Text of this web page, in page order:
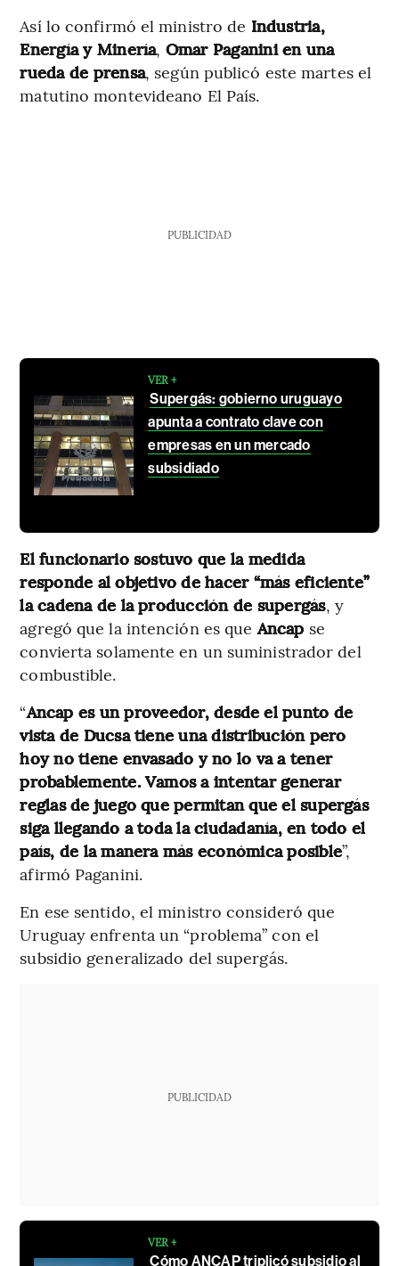
Así lo confirmó el ministro de Industria,
Energía y Minería, Omar Paganini en una
rueda de prensa, según publicó este martes el
matutino montevideano El País.
PUBLICIDAD
VER +
Supergás: gobierno uruguayo
apunta a contrato clave con
empresas en un mercado
subsidiado
El funcionario sostuvo que la medida
responde al objetivo de hacer “más eficiente”
la cadena de la producción de supergás, y
agregó que la intención es queAncap se
convierta solamente en un suministrador del
combustible.
“Ancap es un proveedor, desde el punto de
vista de Ducsa tiene una distribución pero
hoy no tiene envasado y no lo va a tener
probablemente. Vamos a intentar generar
reglas de juego que permitan que el supergás
siga llegando a toda la ciudadanía, en todo el
país, de la manera más económica posible”,
afirmó Paganini.
En ese sentido, el ministro consideró que
Uruguay enfrenta un “problema” con el
subsidio generalizado del supergás.
PUBLICIDAD
VER +
Cómo ANCAP triplicó subsidio al